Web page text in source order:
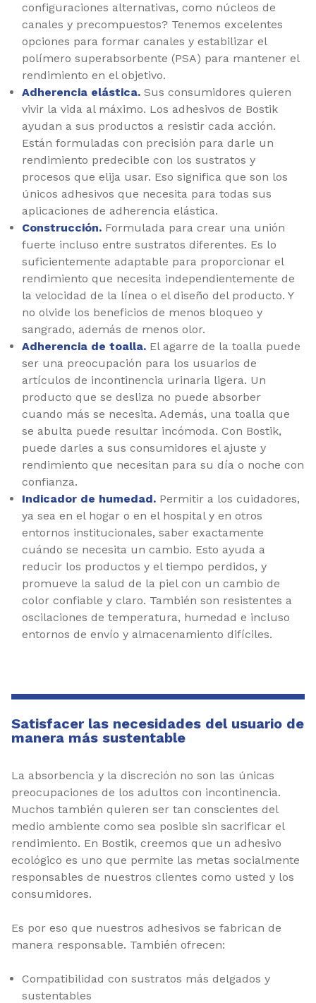
configuraciones alternativas, como núcleos de
canales y precompuestos? Tenemos excelentes
opciones para formar canales y estabilizar el
polímero superabsorbente (PSA) para mantener el
rendimiento en el objetivo.
Adherencia elástica. Sus consumidores quieren
vivir la vida al máximo. Los adhesivos de Bostik
ayudan a sus productos a resistir cada acción.
Están formuladas con precisión para darle un
rendimiento predecible con los sustratos y
procesos que elija usar. Eso significa que son los
únicos adhesivos que necesita para todas sus
aplicaciones de adherencia elástica.
Construcción. Formulada para crear una unión
fuerte incluso entre sustratos diferentes. Es lo
suficientemente adaptable para proporcionar el
rendimiento que necesita independientemente de
la velocidad de la línea o el diseño del producto. Y
no olvide los beneficios de menos bloqueo y
sangrado, además de menos olor.
Adherencia de toalla. El agarre de la toalla puede
ser una preocupación para los usuarios de
artículos de incontinencia urinaria ligera. Un
producto que se desliza no puede absorber
cuando más se necesita. Además, una toalla que
se abulta puede resultar incómoda. Con Bostik,
puede darles a sus consumidores el ajuste y
rendimiento que necesitan para su día o noche con
confianza.
Indicador de humedad. Permitir a los cuidadores,
ya sea en el hogar o en el hospital y en otros
entornos institucionales, saber exactamente
cuándo se necesita un cambio. Esto ayuda a
reducir los productos y el tiempo perdidos, y
promueve la salud de la piel con un cambio de
color confiable y claro. También son resistentes a
oscilaciones de temperatura, humedad e incluso
entornos de envío y almacenamiento difíciles.
Satisfacer las necesidades del usuario de
manera más sustentable
La absorbencia y la discreción no son las únicas
preocupaciones de los adultos con incontinencia.
Muchos también quieren ser tan conscientes del
medio ambiente como sea posible sin sacrificar el
rendimiento. En Bostik, creemos que un adhesivo
ecológico es uno que permite las metas socialmente
responsables de nuestros clientes como usted y los
consumidores.
Es por eso que nuestros adhesivos se fabrican de
manera responsable. También ofrecen:
Compatibilidad con sustratos más delgados y
sustentables